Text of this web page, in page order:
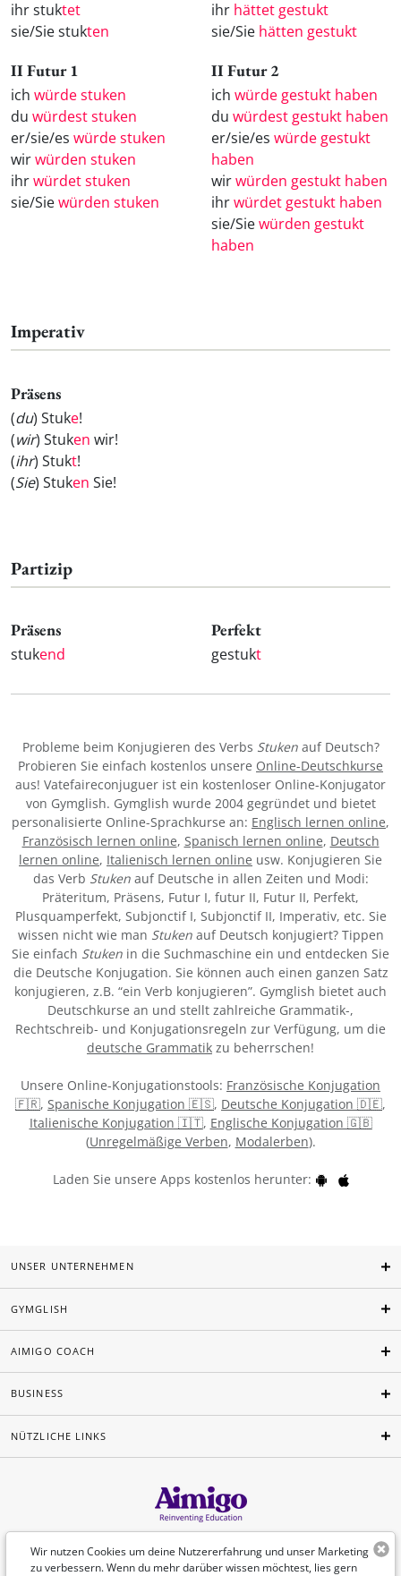
ihr stuktet
sie/Sie stukten
ihr hättet gestukt
sie/Sie hätten gestukt
II Futur 1
ich würde stuken
du würdest stuken
er/sie/es würde stuken
wirwürden stuken
ihrwürdet stuken
sie/Siewürden stuken
II Futur 2
ich würde gestukt haben
du würdest gestukt haben
er/sie/es würde gestukt
haben
wirwürden gestukt haben
ihrwürdet gestukt haben
sie/Siewürden gestukt
haben
Imperativ
Präsens
(du) Stuke!
(wir) Stuken wir!
(ihr) Stukt!
(Sie) Stuken Sie!
Partizip
Präsens
stukend
Perfekt
gestukt
Probleme beim Konjugieren des Verbs Stukenauf Deutsch?
Probieren Sie einfach kostenlos unsere Online-Deutschkurse
aus! Vatefaireconjuguer ist ein kostenloser Online-Konjugator
von Gymglish. Gymglish wurde 2004 gegründet und bietet
personalisierte Online-Sprachkurse an: Englisch lernen online,
Französisch lernen online, Spanisch lernen online, Deutsch
lernen online, Italienisch lernen online usw. Konjugieren Sie
das Verb Stukenauf Deutsche in allen Zeiten und Modi:
Präteritum, Präsens, Futur I, futur II, Futur II, Perfekt,
Plusquamperfekt, Subjonctif I, Subjonctif II, Imperativ, etc. Sie
wissen nicht wie man Stukenauf Deutsch konjugiert? Tippen
Sie einfach Stuken in die Suchmaschine ein und entdecken Sie
die Deutsche Konjugation. Sie können auch einen ganzen Satz
konjugieren, z.B. “ein Verb konjugieren”. Gymglish bietet auch
Deutschkurse an und stellt zahlreiche Grammatik-,
Rechtschreib- und Konjugationsregeln zur Verfügung, um die
deutsche Grammatik zu beherrschen!
Unsere Online-Konjugationstools: Französische Konjugation
🇫🇷, Spanische Konjugation 🇪🇸, Deutsche Konjugation 🇩🇪,
Italienische Konjugation 🇮🇹, Englische Konjugation 🇬🇧
(Unregelmäßige Verben, Modalerben).
Laden Sie unsere Apps kostenlos herunter:
Wir nutzen Cookies um deine Nutzererfahrung und unser Marketing
zu verbessern. Wenn du mehr darüber wissen möchtest, lies gern
UNSER UNTERNEHMEN
GYMGLISH
AIMIGO COACH
BUSINESS
NÜTZLICHE LINKS
Deutsch